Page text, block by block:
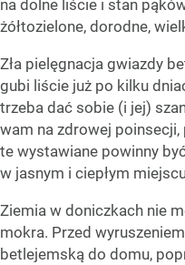
na dolne liście i stan
żółtozielone, dorodne,
Zła pielęgnacja gwiazdy
gubi liście już po kilku
trzeba dać sobie (i jej)
wam na zdrowej
te wystawiane powinny
w jasnym i ciepłym
Ziemia w doniczkach nie
mokra. Przed
betlejemską do domu,